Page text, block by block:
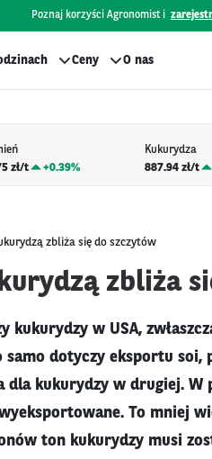
Poznaj korzyści Agronomist i
Ceny O nas
zł/t
+0.39%
Kukurydza
887.94 zł/t
zbliża się do szczytów
zbliża
kukurydzy w USA,
dotyczy eksportu soi,
dla kukurydzy w drugiej. W
To mniej
ton kukurydzy musi